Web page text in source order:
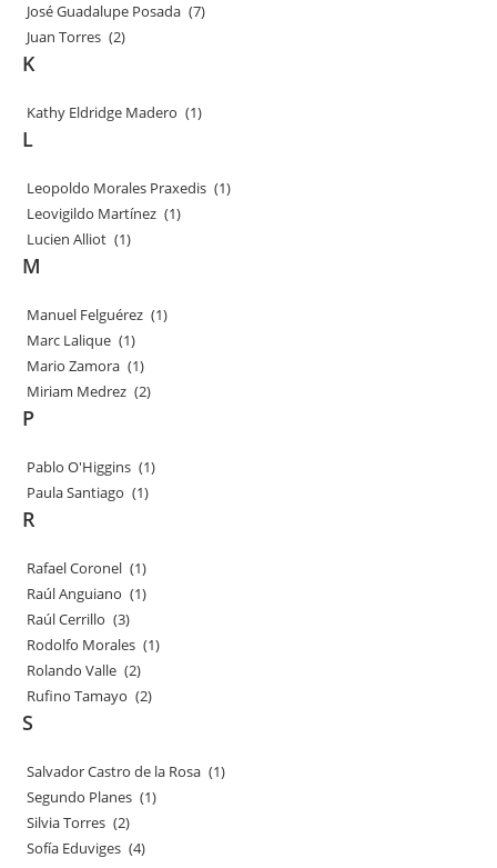
José Guadalupe Posada (7)
Juan Torres (2)
K
Kathy Eldridge Madero (1)
L
Leopoldo Morales Praxedis (1)
Leovigildo Martínez (1)
Lucien Alliot (1)
M
Manuel Felguérez (1)
Marc Lalique (1)
Mario Zamora (1)
Miriam Medrez (2)
P
Pablo O'Higgins (1)
Paula Santiago (1)
R
Rafael Coronel (1)
Raúl Anguiano (1)
Raúl Cerrillo (3)
Rodolfo Morales (1)
Rolando Valle (2)
Rufino Tamayo (2)
S
Salvador Castro de la Rosa (1)
Segundo Planes (1)
Silvia Torres (2)
Sofía Eduviges (4)